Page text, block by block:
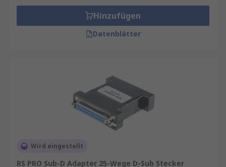
Hinzufügen
Datenblätter
Wird eingestellt
RS PRO Sub-D Adapter 25-Wege D-Sub Stecker